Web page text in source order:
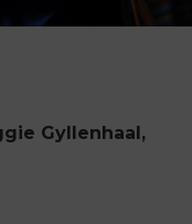
Gyllenhaal,